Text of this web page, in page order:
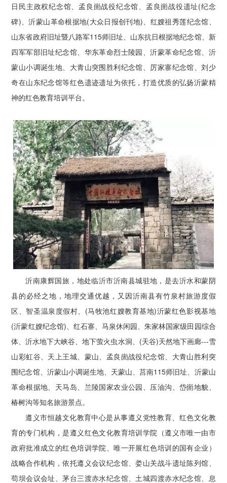
日民主政权纪念馆、孟良崮战役纪念馆、孟良崮战役遗址(纪念
碑)、沂蒙山革命根据地(大众日报创刊地)、红嫂祖秀莲纪念馆、
山东省政府旧址暨八路军115师旧址、山东抗日根据地纪念馆、新
四军军部旧址纪念馆、华东革命烈士陵园、沂蒙革命纪念馆、沂
蒙山小调诞生地、大青山突围胜利纪念馆、厉家寨纪念馆、刘少
奇在山东纪念馆等红色遗迹遗址为依托，打造优质的弘扬沂蒙精
神的红色教育培训平台。
沂南康辉国旅，地处临沂市沂南县城驻地，是去沂水和蒙阴
县的必经之地，地理交通优越，又因沂南县有竹泉村旅游度假
区、智圣温泉度假村、(马牧池红嫂教育基地)沂蒙红色影视基地
(沂蒙红嫂纪念馆)、红石寨、马泉休闲园、朱家林国家级田园综合
体、沂水地下大峡谷、地下萤火虫水洞、(天谷)天然地下画廊---雪
山彩虹谷、天上王城、蒙山、孟良崮战役纪念馆、大青山胜利突
围纪念馆、沂蒙山小调诞生地、天蒙山、莒南115师旧址、沂蒙山
革命根据地、天马岛、兰陵国家农业公园、压油沟、岱崮地貌、
椿树沟等知名旅游景点。
遵义市恒越文化教育中心是从事遵义党性教育、红色文化教
育的专门机构，是遵义红色文化教育培训学院（遵义市唯一由市
政府批准成立的红色培训学院、唯一开展红色培训的国有企业）
战略合作机构，依托遵义会议纪念馆、娄山关战斗遗址陈列馆、
苟坝会议会址、茅台三渡赤水纪念馆、土城四渡赤水纪念馆、息